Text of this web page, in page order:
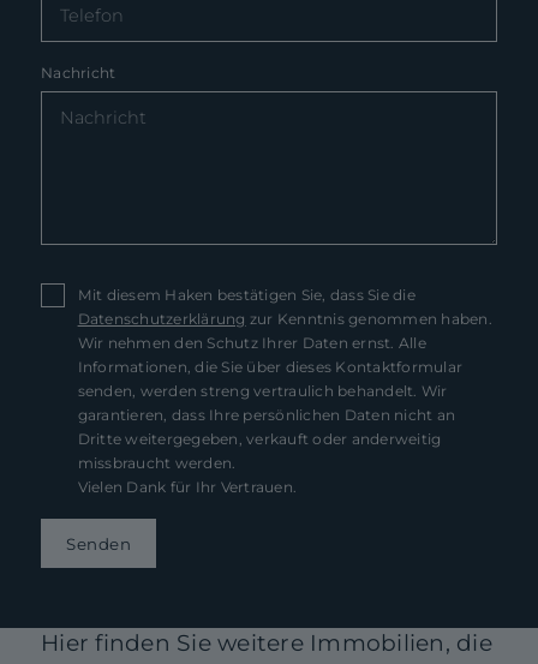
Nachricht
Mit diesem Haken bestätigen Sie, dass Sie die
Datenschutzerklärung zur Kenntnis genommen haben.
Wir nehmen den Schutz Ihrer Daten ernst. Alle
Informationen, die Sie über dieses Kontaktformular
senden, werden streng vertraulich behandelt. Wir
garantieren, dass Ihre persönlichen Daten nicht an
Dritte weitergegeben, verkauft oder anderweitig
missbraucht werden.
Vielen Dank für Ihr Vertrauen.
Senden
Hier finden Sie weitere Immobilien, die